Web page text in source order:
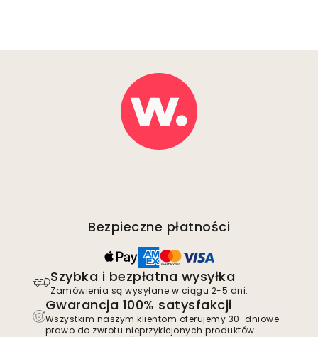
Bezpieczne płatności
Szybka i bezpłatna wysyłka
Zamówienia są wysyłane w ciągu 2-5 dni.
Gwarancja 100% satysfakcji
Wszystkim naszym klientom oferujemy 30-dniowe
prawo do zwrotu nieprzyklejonych produktów.